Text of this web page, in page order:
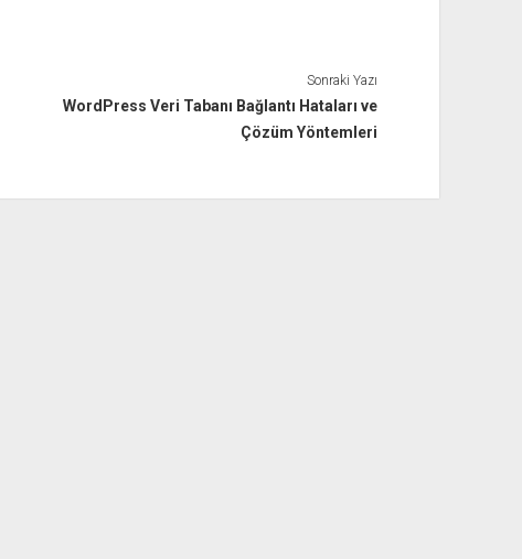
Sonraki Yazı
WordPress Veri Tabanı Bağlantı Hataları ve
Çözüm Yöntemleri